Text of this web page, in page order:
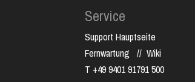
Service
Support Hauptseite
Fernwartung // Wiki
T +49 9401 91791 500